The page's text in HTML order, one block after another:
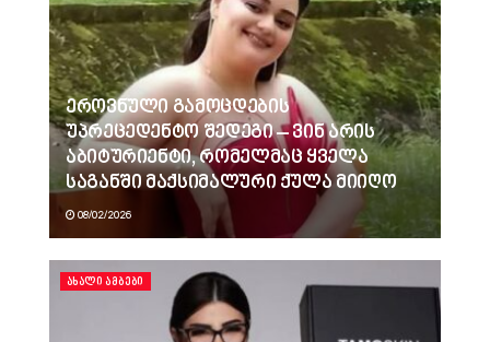
ეროვნული გამოცდების
უპრეცედენტო შედეგი – ვინ არის
აბიტურიენტი, რომელმაც ყველა
საგანში მაქსიმალური ქულა მიიღო
08/02/2026
ᲐᲮᲐᲚᲘ ᲐᲛᲑᲔᲑᲘ